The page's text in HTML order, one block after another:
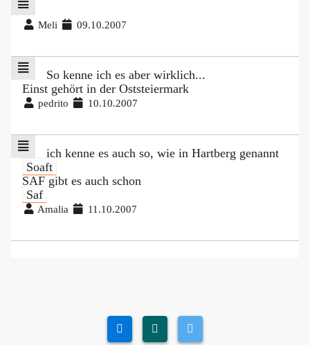
Meli 09.10.2007
So kenne ich es aber wirklich...
Einst gehört in der Oststeiermark
pedrito 10.10.2007
ich kenne es auch so, wie in Hartberg genannt
Soaft
SAF gibt es auch schon
Saf
Amalia 11.10.2007